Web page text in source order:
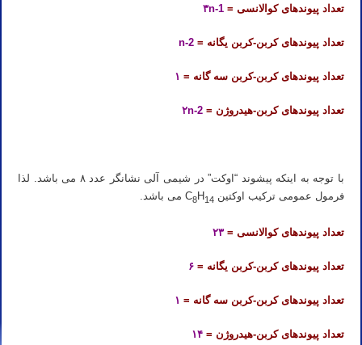
تعداد پیوندهای کوالانسی =۳n-1
تعداد پیوندهای کربن-کربن یگانه =n-2
تعداد پیوندهای کربن-کربن سه گانه = ۱
تعداد پیوندهای کربن-هیدروژن =۲n-2
با توجه به اینکه پیشوند “اوکت” در شیمی آلی نشانگر عدد ۸ می باشد. لذا
فرمول عمومی ترکیب اوکتین C
8H14 می باشد.
تعداد پیوندهای کوالانسی =۲۳
تعداد پیوندهای کربن-کربن یگانه =۶
تعداد پیوندهای کربن-کربن سه گانه = ۱
تعداد پیوندهای کربن-هیدروژن =۱۴